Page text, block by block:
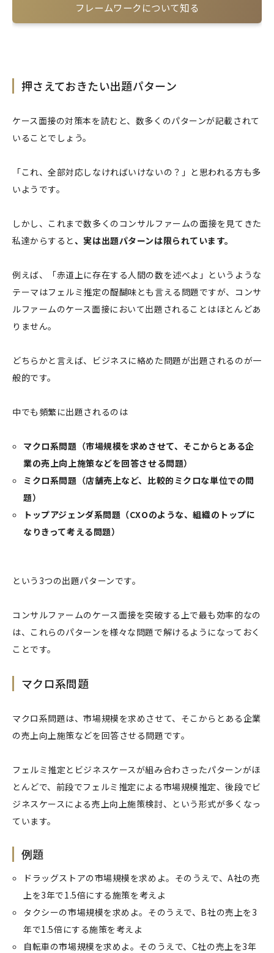
フレームワークについて知る
押さえておきたい出題パターン
ケース面接の対策本を読むと、数多くのパターンが記載されて
いることでしょう。
「これ、全部対応しなければいけないの？」と思われる方も多
いようです。
しかし、これまで数多くのコンサルファームの面接を見てきた
私達からすると、実は出題パターンは限られています。
例えば、「赤道上に存在する人間の数を述べよ」というような
テーマはフェルミ推定の醍醐味とも言える問題ですが、コンサ
ルファームのケース面接において出題されることはほとんどあ
りません。
どちらかと言えば、ビジネスに絡めた問題が出題されるのが一
般的です。
中でも頻繁に出題されるのは
マクロ系問題（市場規模を求めさせて、そこからとある企
業の売上向上施策などを回答させる問題）
ミクロ系問題（店舗売上など、比較的ミクロな単位での問
題）
トップアジェンダ系問題（CXOのような、組織のトップに
なりきって考える問題）
という3つの出題パターンです。
コンサルファームのケース面接を突破する上で最も効率的なの
は、これらのパターンを様々な問題で解けるようになっておく
ことです。
マクロ系問題
マクロ系問題は、市場規模を求めさせて、そこからとある企業
の売上向上施策などを回答させる問題です。
フェルミ推定とビジネスケースが組み合わさったパターンがほ
とんどで、前段でフェルミ推定による市場規模推定、後段でビ
ジネスケースによる売上向上施策検討、という形式が多くなっ
ています。
例題
ドラッグストアの市場規模を求めよ。そのうえで、A社の売
上を3年で1.5倍にする施策を考えよ
タクシーの市場規模を求めよ。そのうえで、B社の売上を3
年で1.5倍にする施策を考えよ
自転車の市場規模を求めよ。そのうえで、C社の売上を3年